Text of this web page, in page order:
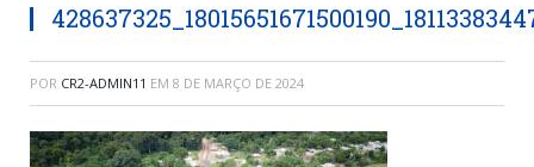
POR CR2-ADMIN11 EM 8 DE MARÇO DE 2024